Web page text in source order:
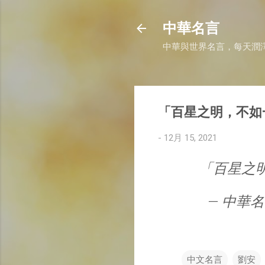
中華名言
中華與世界名言，每天潤
「百星之明，不
- 12月 15, 2021
「百星
— 中華
中文名言 劉安